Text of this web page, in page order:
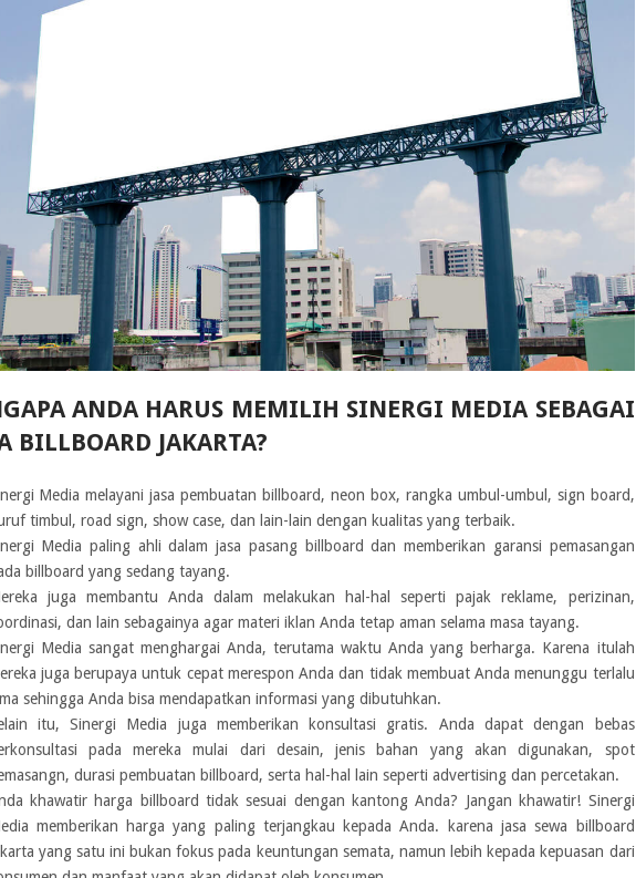
ANDA HARUS MEMILIH SINERGI MEDIA SEBAGAI
BILLBOARD JAKARTA?
Media melayani jasa pembuatan billboard, neon box, rangka umbul-umbul, sign board,
timbul, road sign, show case, dan lain-lain dengan kualitas yang terbaik.
Media paling ahli dalam jasa pasang billboard dan memberikan garansi pemasangan
billboard yang sedang tayang.
juga membantu Anda dalam melakukan hal-hal seperti pajak reklame, perizinan,
dan lain sebagainya agar materi iklan Anda tetap aman selama masa tayang.
Media sangat menghargai Anda, terutama waktu Anda yang berharga. Karena itulah
juga berupaya untuk cepat merespon Anda dan tidak membuat Anda menunggu terlalu
sehingga Anda bisa mendapatkan informasi yang dibutuhkan.
itu, Sinergi Media juga memberikan konsultasi gratis. Anda dapat dengan bebas
pada mereka mulai dari desain, jenis bahan yang akan digunakan, spot
durasi pembuatan billboard, serta hal-hal lain seperti advertising dan percetakan.
khawatir harga billboard tidak sesuai dengan kantong Anda? Jangan khawatir! Sinergi
memberikan harga yang paling terjangkau kepada Anda. karena jasa sewa billboard
yang satu ini bukan fokus pada keuntungan semata, namun lebih kepada kepuasan dari